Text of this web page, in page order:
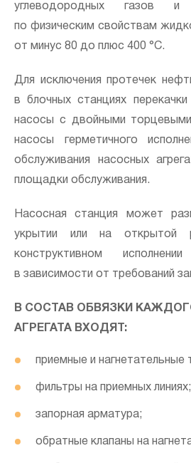
углеводородных газов и
по физическим свойствам
от минус 80 до плюс 400 °С.
Для исключения протечек
в блочных станциях
насосы с двойными торцевыми
насосы герметичного
обслуживания насосных
площадки обслуживания.
Насосная станция может
укрытии или на открытой
конструктивном
в зависимости от требований
В СОСТАВ ОБВЯЗКИ
АГРЕГАТА ВХОДЯТ:
приемные и
фильтры на приемных линиях;
запорная арматура;
обратные клапаны на